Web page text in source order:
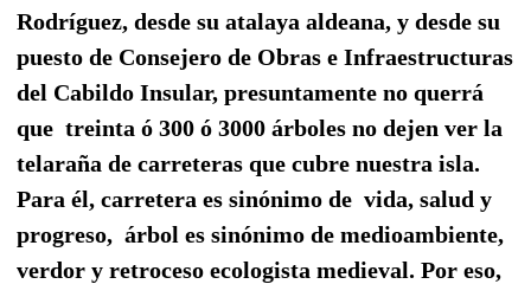
Rodríguez, desde su atalaya aldeana, y desde su
puesto de Consejero de Obras e Infraestructuras
del Cabildo Insular, presuntamente no querrá
que treinta ó 300 ó 3000 árboles no dejen ver la
telaraña de carreteras que cubre nuestra isla.
Para él, carretera es sinónimo de vida, salud y
progreso, árbol es sinónimo de medioambiente,
verdor y retroceso ecologista medieval. Por eso,